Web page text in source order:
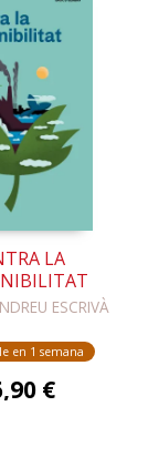
LA
ESCRIVÀ
en 1 semana
€